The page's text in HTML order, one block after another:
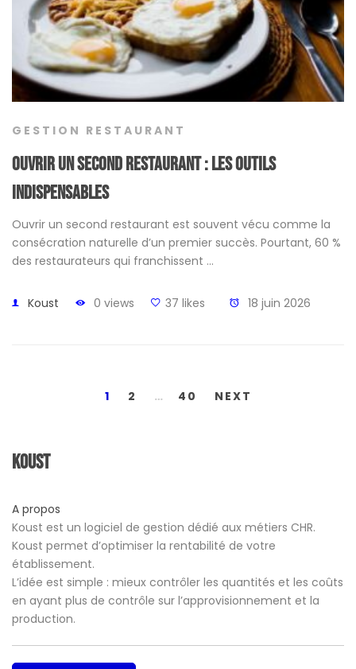
Koust
A propos
Koust est un logiciel de gestion dédié aux métiers CHR.
Koust permet d’optimiser la rentabilité de votre
établissement.
L’idée est simple : mieux contrôler les quantités et les coûts
en ayant plus de contrôle sur l’approvisionnement et la
production.
GESTION RESTAURANT
Ouvrir un second restaurant : les outils
indispensables
Ouvrir un second restaurant est souvent vécu comme la
consécration naturelle d’un premier succès. Pourtant, 60 %
des restaurateurs qui franchissent …
Koust 0 views 37 likes 18 juin 2026
1 2 … 40 NEXT